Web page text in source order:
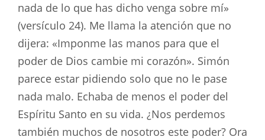
nada de lo que has dicho venga sobre mí»
(versículo 24). Me llama la atención que no
dijera: «Imponme las manos para que el
poder de Dios cambie mi corazón». Simón
parece estar pidiendo solo que no le pase
nada malo. Echaba de menos el poder del
Espíritu Santo en su vida. ¿Nos perdemos
también muchos de nosotros este poder? Ora